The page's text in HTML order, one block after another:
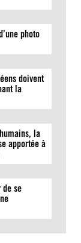
photo
doivent
la
la
apportée à
de se